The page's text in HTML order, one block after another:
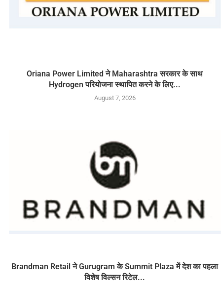
Oriana Power Limited ने Maharashtra सरकार के साथ
Hydrogen परियोजना स्थापित करने के लिए...
August 7, 2026
Brandman Retail ने Gurugram के Summit Plaza में देश का पहला
विशेष विल्सन रिटेल...